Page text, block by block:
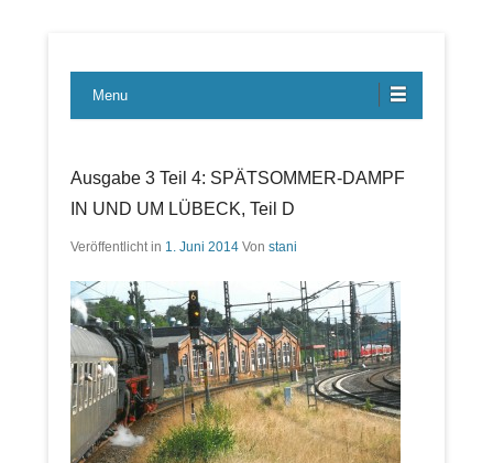
LBE-Express
Menu
Ausgabe 3 Teil 4: SPÄTSOMMER-DAMPF
IN UND UM LÜBECK, Teil D
Veröffentlicht in 1. Juni 2014 Von stani